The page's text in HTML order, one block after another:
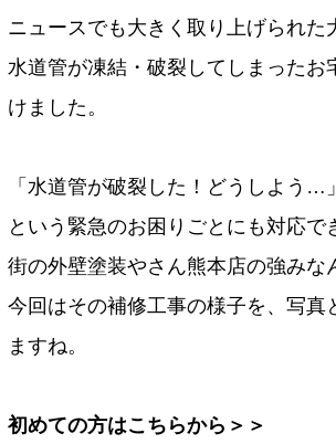
ニュースでも大きく取り上げられた
水道管が凍結・破裂してしまったお
けました。
「水道管が破裂した！どうしよう…」
という緊急のお困りごとにも対応で
街の外壁塗装やさん熊本店の強みな
今回はその補修工事の様子を、写真
ますね。
初めての方はこちらから＞＞